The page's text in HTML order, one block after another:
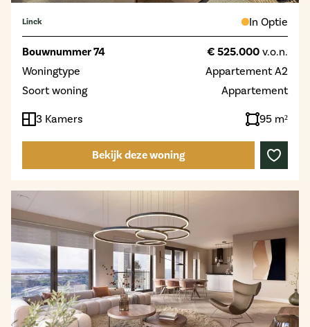
Linck In Optie
Bouwnummer 74 € 525.000 v.o.n.
Woningtype
Appartement A2
Soort woning
Appartement
3 Kamers 95 m²
Bekijk deze woning